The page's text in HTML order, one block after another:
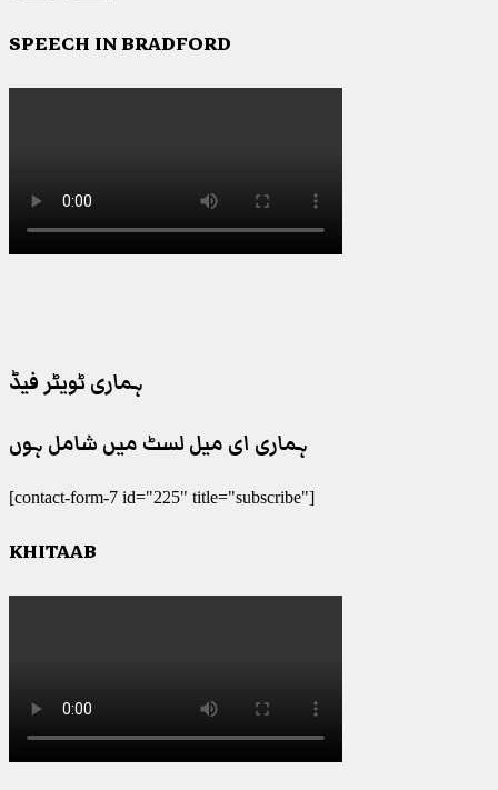
SPEECH IN BRADFORD
ہماری ٹویٹر فیڈ
ہماری ای میل لسٹ میں شامل ہوں
[contact-form-7 id="225" title="subscribe"]
KHITAAB